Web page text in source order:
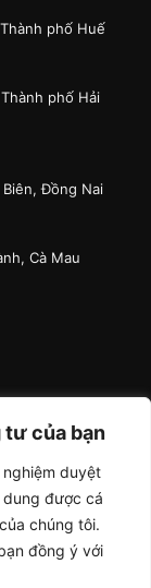
của bạn
duyệt
dung được cá
chúng tôi.
đồng ý với
phố Huế
phố Hải
Biên, Đồng Nai
Cà Mau